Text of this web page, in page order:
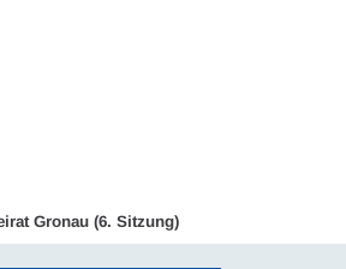
Gronau (6. Sitzung)